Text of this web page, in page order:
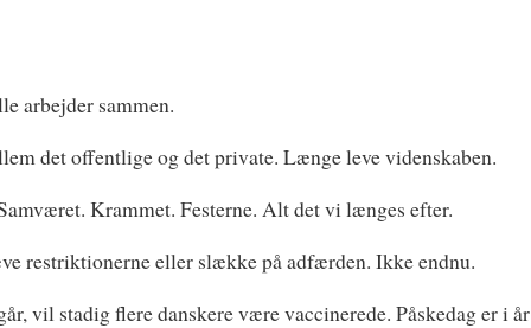
arbejder sammen.
det offentlige og det private. Længe leve videnskaben.
Krammet. Festerne. Alt det vi længes efter.
restriktionerne eller slække på adfærden. Ikke endnu.
vil stadig flere danskere være vaccinerede. Påskedag er i år